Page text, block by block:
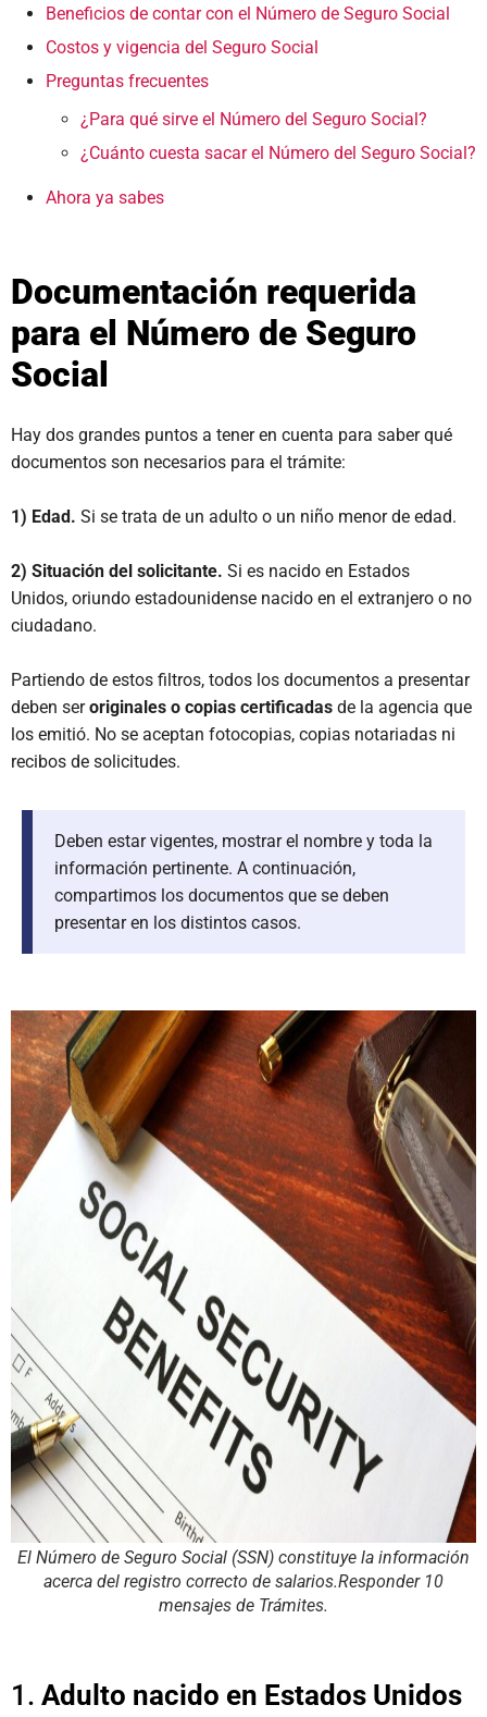
Beneficios de contar con el Número de Seguro Social
Costos y vigencia del Seguro Social
Preguntas frecuentes
¿Para qué sirve el Número del Seguro Social?
¿Cuánto cuesta sacar el Número del Seguro Social?
Ahora ya sabes
Documentación requerida
para el Número de Seguro
Social
Hay dos grandes puntos a tener en cuenta para saber qué
documentos son necesarios para el trámite:
1) Edad. Si se trata de un adulto o un niño menor de edad.
2) Situación del solicitante. Si es nacido en Estados
Unidos, oriundo estadounidense nacido en el extranjero o no
ciudadano.
Partiendo de estos filtros, todos los documentos a presentar
deben seroriginales o copias certificadas de la agencia que
los emitió. No se aceptan fotocopias, copias notariadas ni
recibos de solicitudes.
Deben estar vigentes, mostrar el nombre y toda la
información pertinente. A continuación,
compartimos los documentos que se deben
presentar en los distintos casos.
El Número de Seguro Social (SSN) constituye la información
acerca del registro correcto de salarios.Responder 10
mensajes de Trámites.
1. Adulto nacido en Estados Unidos